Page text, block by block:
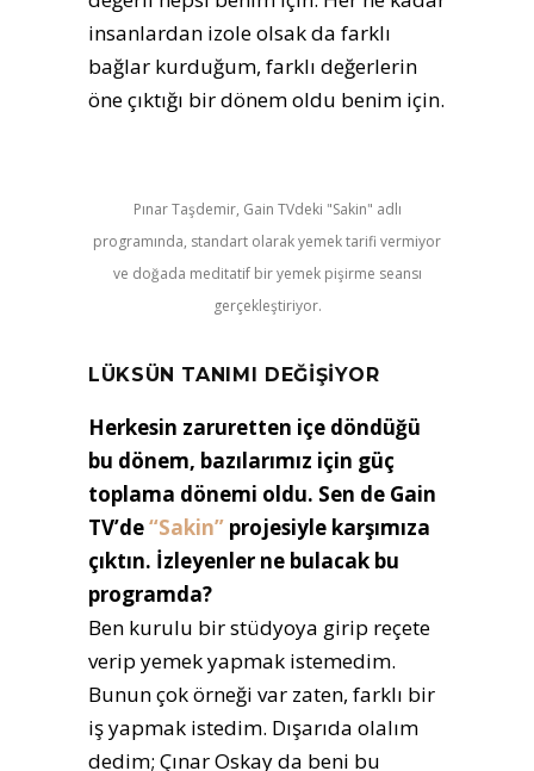
insanlardan izole olsak da farklı
bağlar kurduğum, farklı değerlerin
öne çıktığı bir dönem oldu benim için.
Pınar Taşdemir, Gain TVdeki "Sakin" adlı
programında, standart olarak yemek tarifi vermiyor
ve doğada meditatif bir yemek pişirme seansı
gerçekleştiriyor.
LÜKSÜN TANIMI DEĞİŞİYOR
Herkesin zaruretten içe döndüğü
bu dönem, bazılarımız için güç
toplama dönemi oldu. Sen de Gain
TV’de“Sakin” projesiyle karşımıza
çıktın. İzleyenler ne bulacak bu
programda?
Ben kurulu bir stüdyoya girip reçete
verip yemek yapmak istemedim.
Bunun çok örneği var zaten, farklı bir
iş yapmak istedim. Dışarıda olalım
dedim; Çınar Oskay da beni bu